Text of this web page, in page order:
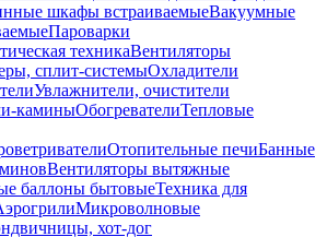
шкафы встраиваемыеВакуумные
Пароварки
техникаВентиляторы
сплит-системыОхладители
Увлажнители, очистители
каминыОбогревателиТепловые
Отопительные печиБанные
Вентиляторы вытяжные
баллоны бытовыеТехника для
Микроволновые
хот-дог